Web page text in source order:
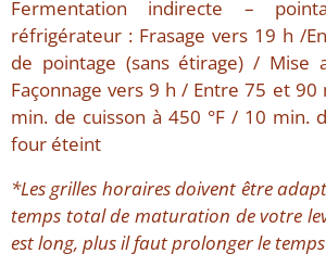
Fermentation indirecte –
réfrigérateur : Frasage vers 19 h /
de pointage (sans étirage) / Mise
Façonnage vers 9 h / Entre 75 et
min. de cuisson à 450 °F / 10 min.
four éteint
*Les grilles horaires doivent être
temps total de maturation de votre
est long, plus il faut prolonger le